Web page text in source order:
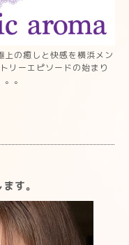
の癒しと快感を横浜メン
リーエピソードの始まり
。
す。